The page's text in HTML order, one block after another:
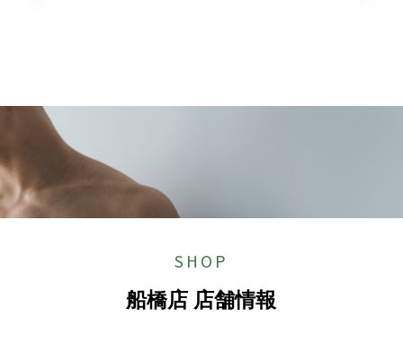
SHOP
船橋店 店舗情報